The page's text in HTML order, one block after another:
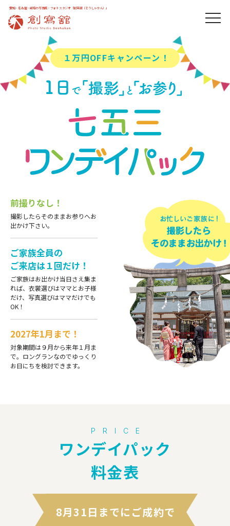
愛知・名古屋・岐阜の写真館・フォトスタジオ「創寫舘（そうしゃかん）」
１万円OFFキャンペーン！
前撮りなし！
撮影したらそのままお参りへお
出かけ下さい。
ご家族全員の
ご来店は１回だけ！
ご家族はお出かけ当日さえ集ま
れば、衣裳選びはママとお子様
だけ、写真選びはママだけでも
OK！
2027年1月まで！
対象期間は９月から来年１月ま
で。ロングランなのでゆっくり
お日にちを検討できます。
PRICE
ワンデイパック
料金表
8月31日までにご成約で